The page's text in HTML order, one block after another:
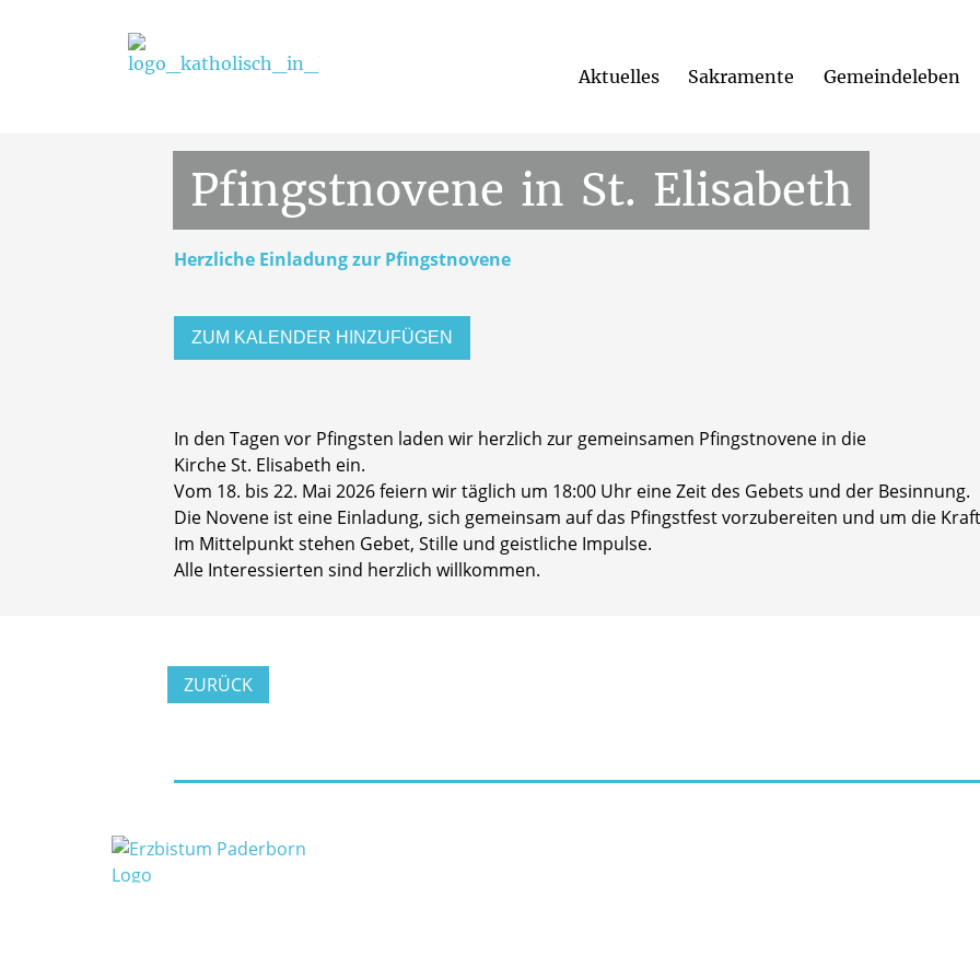
Aktuelles Sakramente Gemeindeleben
22. Mai 2026, 18:00 Uhr St. Elisabeth-Kirche,
Pfingstnovene in St. Elisabeth
Herzliche Einladung zur Pfingstnovene
ZUM KALENDER HINZUFÜGEN
In den Tagen vor Pfingsten laden wir herzlich zur gemeinsamen Pfingstnovene in die
Kirche St. Elisabeth ein.
Vom 18. bis 22. Mai 2026 feiern wir täglich um 18:00 Uhr eine Zeit des Gebets und der Besinnung.
Die Novene ist eine Einladung, sich gemeinsam auf das Pfingstfest vorzubereiten und um die
Im Mittelpunkt stehen Gebet, Stille und geistliche Impulse.
Alle Interessierten sind herzlich willkommen.
ZURÜCK